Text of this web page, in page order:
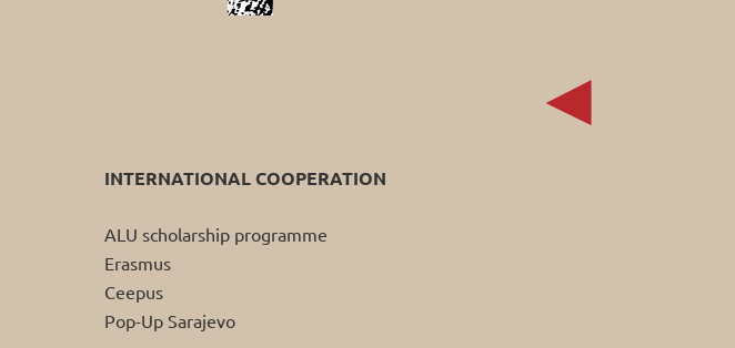
INTERNATIONAL COOPERATION
ALU scholarship programme
Erasmus
Ceepus
Pop-Up Sarajevo